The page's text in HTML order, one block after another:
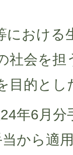
における
社会を
目的とし
年6月分
から適